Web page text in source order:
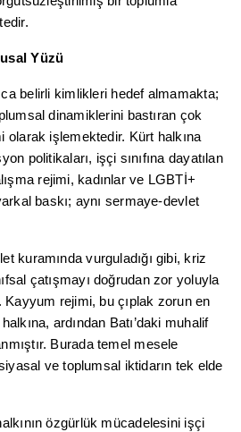
Yüzü
belirli kimlikleri hedef almamakta;
dinamiklerini bastıran çok
olarak işlemektedir. Kürt halkına
politikaları, işçi sınıfına dayatılan
rejimi, kadınlar ve LGBTİ+
baskı; aynı sermaye-devlet
kuramında vurguladığı gibi, kriz
çatışmayı doğrudan zor yoluyla
Kayyum rejimi, bu çıplak zorun en
ardından Batı’daki muhalif
Burada temel mesele
ve toplumsal iktidarın tek elde
özgürlük mücadelesini işçi